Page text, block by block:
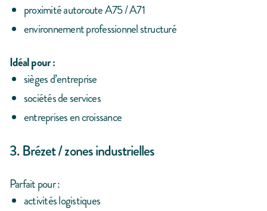
proximité autoroute A75 / A71
environnement professionnel structuré
Idéal pour :
sièges d’entreprise
sociétés de services
entreprises en croissance
3. Brézet / zones industrielles
Parfait pour :
activités logistiques